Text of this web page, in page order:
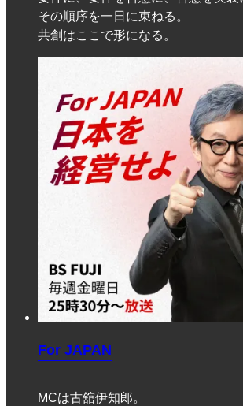
その順序を一日に束ねる。
共創はここで形になる。
For JAPAN
MCは古舘伊知郎。